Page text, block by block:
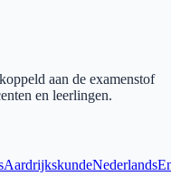
aan de examenstof
en leerlingen.
AardrijkskundeNederlands